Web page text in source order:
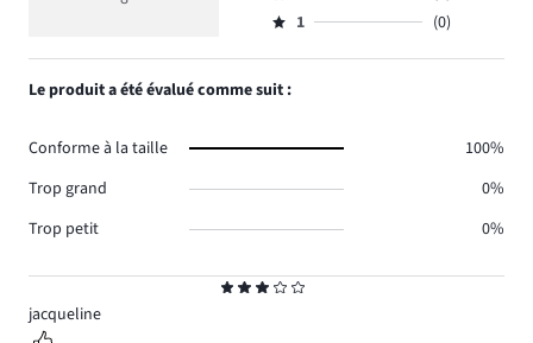
3
jacqueline
votes
5.
de
1.
nombre
2.
2,
votes
Note
1,
nombre
de
0.
1 (0)
Le produit a été évalué comme suit :
Conforme à la taille
100%
Trop grand
0%
Trop petit
0%